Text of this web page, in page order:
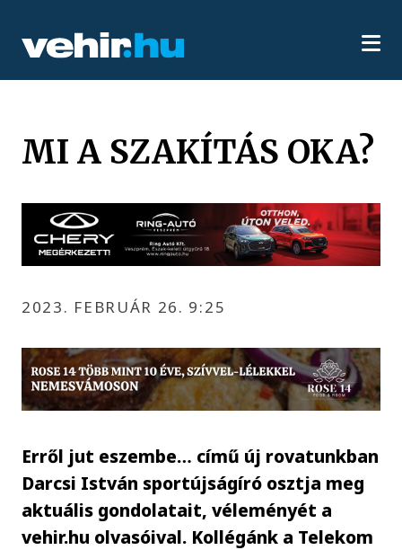
MI A SZAKÍTÁS OKA?
2023. FEBRUÁR 26. 9:25
Erről jut eszembe… című új rovatunkban
Darcsi István sportújságíró osztja meg
aktuális gondolatait, véleményét a
vehir.hu olvasóival. Kollégánk a Telekom